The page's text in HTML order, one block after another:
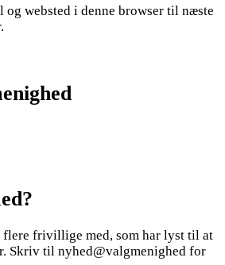
og websted i denne browser til næste
frivillige med, som har lyst til at
Skriv til nyhed@valgmenighed for